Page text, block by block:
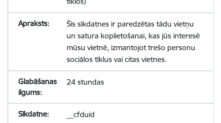
Šīs sīkdatnes ir paredzētas tādu vietņu
un satura koplietošanai, kas jūs interesē
mūsu vietnē, izmantojot trešo personu
sociālos tīklus vai citas vietnes.
24 stundas
__cfduid